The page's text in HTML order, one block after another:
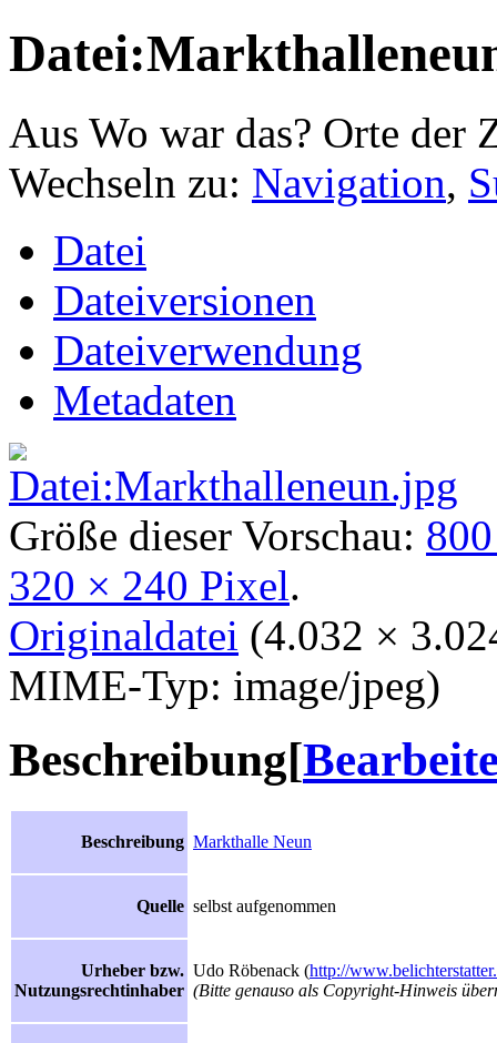
Aus Wo war das? Orte der
Wechseln zu: Navigation,
Datei
Dateiversionen
Dateiverwendung
Metadaten
Größe dieser Vorschau:
320 × 240 Pixel.
Originaldatei (4.032 ×
MIME-Typ: image/jpeg)
Beschreibung[
Beschreibung Markthalle Neun
Quelle selbst aufgenommen
Urheber bzw.
Nutzungsrechtinhaber
Udo Röbenack (http://
(Bitte genauso als Copyright-Hinweis